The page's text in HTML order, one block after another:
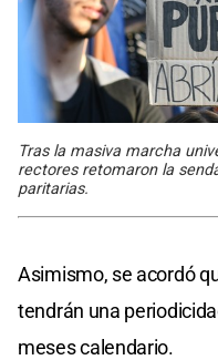
Tras la masiva marcha
rectores retomaron la
paritarias.
Asimismo, se acordó
tendrán una
meses calendario.